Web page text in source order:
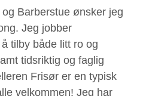
Barberstue ønsker jeg
Jeg jobber
tilby både litt ro og
tidsriktig og faglig
Frisør er en typisk
velkommen! Jeg har